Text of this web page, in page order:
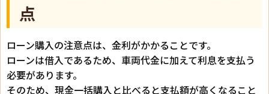
点
ローン購入の注意点は、金利がかかることです。
ローンは借入であるため、車両代金に加えて利息を支払う
必要があります。
そのため、現金一括購入と比べると支払額が高くなること